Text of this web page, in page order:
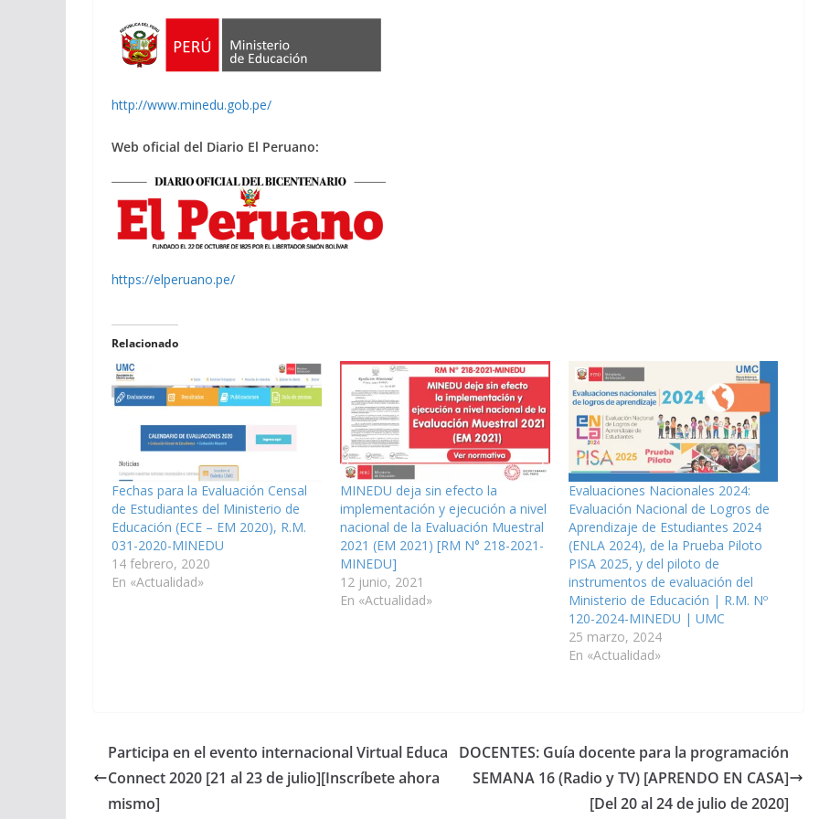
http://www.minedu.gob.pe/
Web oficial del Diario El Peruano:
https://elperuano.pe/
Relacionado
Fechas para la Evaluación Censal
de Estudiantes del Ministerio de
Educación (ECE – EM 2020), R.M.
031-2020-MINEDU
14 febrero, 2020
En «Actualidad»
MINEDU deja sin efecto la
implementación y ejecución a nivel
nacional de la Evaluación Muestral
2021 (EM 2021) [RM N° 218-2021-
MINEDU]
12 junio, 2021
En «Actualidad»
Evaluaciones Nacionales 2024:
Evaluación Nacional de Logros de
Aprendizaje de Estudiantes 2024
(ENLA 2024), de la Prueba Piloto
PISA 2025, y del piloto de
instrumentos de evaluación del
Ministerio de Educación | R.M. Nº
120-2024-MINEDU | UMC
25 marzo, 2024
En «Actualidad»
Participa en el evento internacional Virtual Educa
Connect 2020 [21 al 23 de julio][Inscríbete ahora
mismo]
DOCENTES: Guía docente para la programación
SEMANA 16 (Radio y TV) [APRENDO EN CASA]
[Del 20 al 24 de julio de 2020]